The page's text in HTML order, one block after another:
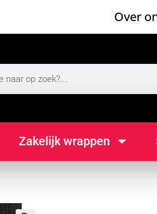
Over
Zakelijk wrappen